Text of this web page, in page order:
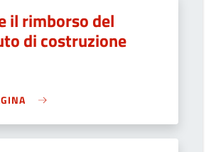
il rimborso del
di costruzione